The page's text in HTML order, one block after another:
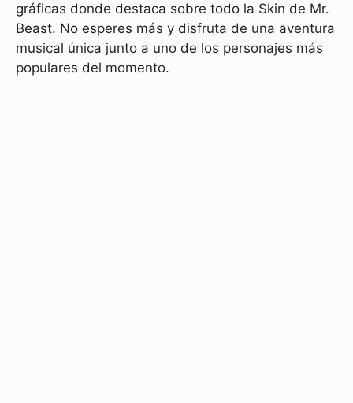
gráficas donde destaca sobre todo la Skin de Mr.
Beast. No esperes más y disfruta de una aventura
musical única junto a uno de los personajes más
populares del momento.